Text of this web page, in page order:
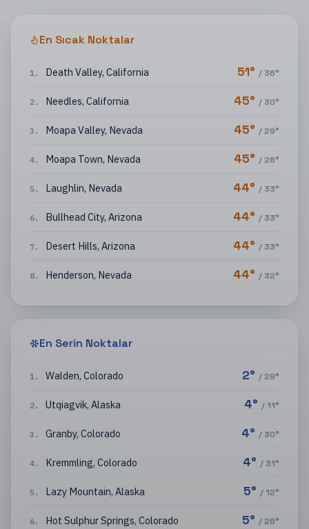
En Sıcak Noktalar
1. Death Valley, California 51° / 36°
2. Needles, California 45° / 30°
3 . Moapa Valley, Nevada 45° /29°
4. Moapa Town, Nevada 45° /28°
5. Laughlin, Nevada 44° / 33°
6. Bullhead City, Arizona 44° / 33°
7. Desert Hills, Arizona 44° / 33°
8. Henderson, Nevada 44° / 32°
En Serin Noktalar
1. Walden, Colorado 2° /29°
2. Utqiagvik, Alaska 4° / 11°
3 . Granby, Colorado 4° / 30°
4. Kremmling, Colorado 4° / 31°
5. Lazy Mountain, Alaska 5° / 12°
6. Hot Sulphur Springs, Colorado 5° /28°